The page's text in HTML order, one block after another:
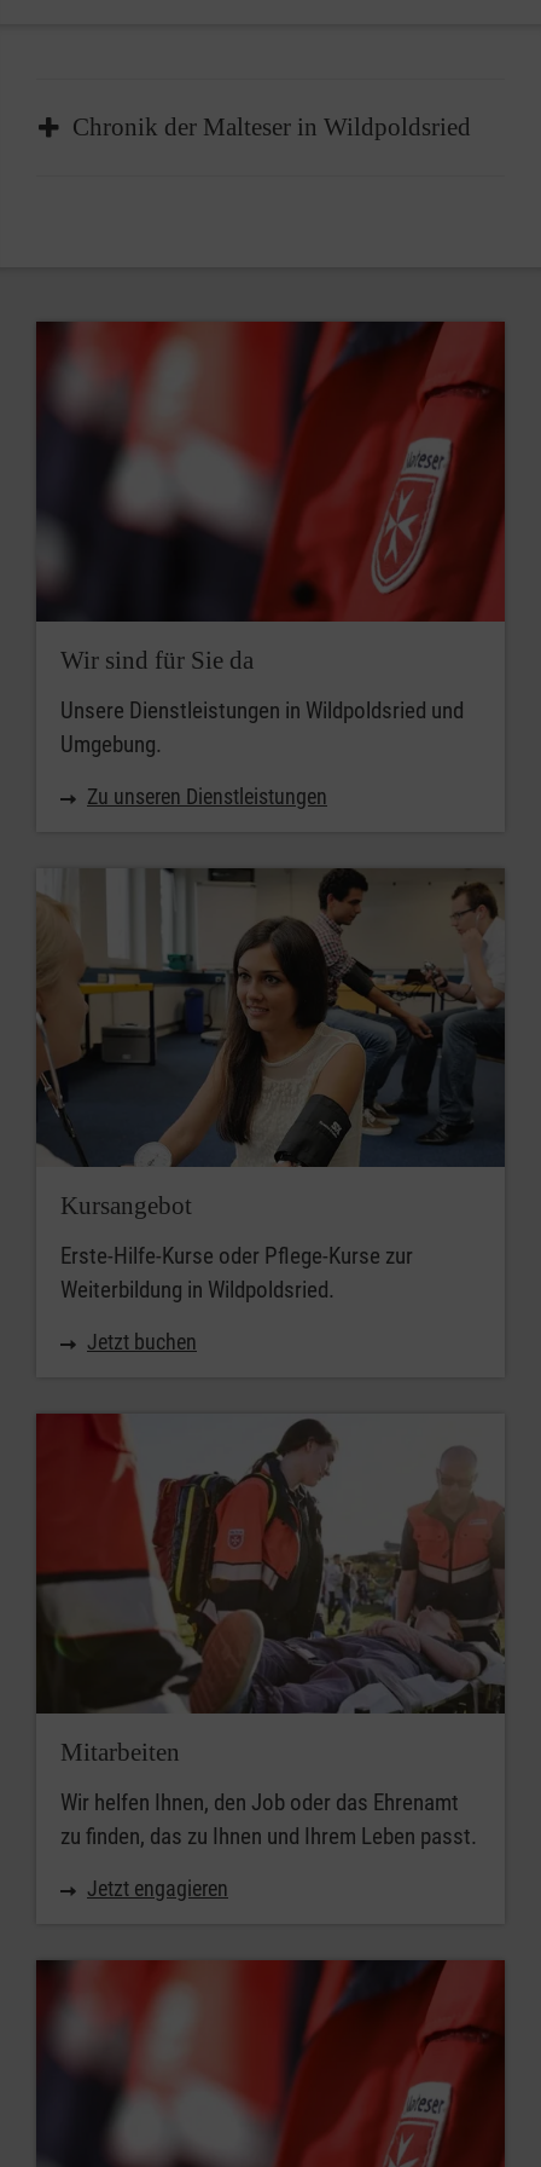
Chronik der Malteser in Wildpoldsried
1972 wurde durch den
Ausbilder Alois Mögele und durch weitere
Wildpoldsried des Malteser Hilfsdienst e.
V. gegründet. Die ersten Aktivitäten neben
der Ausbildung in Erster Hilfe war auch die
sanitätsdienstliche Betreuung von
Veranstaltungen, wie die damals üblichen
Volksläufe.
1973 standen die ersten Übungen im
Bereich des Katastrophen- und
Zivilschutzes auf dem Programm der
anderen Hilfsorganisation und
Feuerwehren wurde das erlernte Wissen
und Können der Gruppenabende in der
1975 beteiligten sich die Rettungskräfte
Krankentransportwagen an
der Autobahnbereitschaft und versorgten
dabei verunfallte Verkehrsteilnehmer.
1980 waren mehrere Helfer und der
inzwischen angeschaffte LKW mit
umfangreichem Equipment nach dem
Wir sind für Sie da
Unsere Dienstleistungen in Wildpoldsried und
Umgebung.
Zu unseren Dienstleistungen
Kursangebot
Erste-Hilfe-Kurse oder Pflege-Kurse zur
Weiterbildung in Wildpoldsried.
Jetzt buchen
Mitarbeiten
Wir helfen Ihnen, den Job oder das Ehrenamt
zu finden, das zu Ihnen und Ihrem Leben passt.
Jetzt engagieren